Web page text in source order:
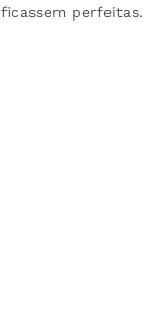
perfeitas.